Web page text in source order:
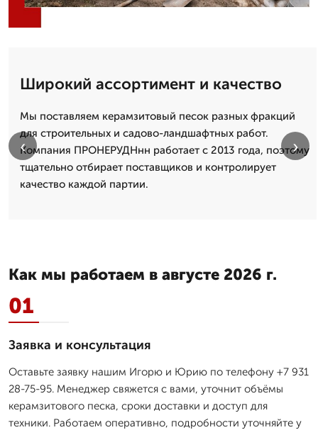
Широкий ассортимент и качество
Мы поставляем керамзитовый песок разных фракций
для строительных и садово-ландшафтных работ.
Компания ПРОНЕРУДНнн работает с 2013 года, поэтому
тщательно отбирает поставщиков и контролирует
качество каждой партии.
‹ ›
Как мы работаем в августе 2026 г.
01
Заявка и консультация
Оставьте заявку нашим Игорю и Юрию по телефону +7 931
28-75-95. Менеджер свяжется с вами, уточнит объёмы
керамзитового песка, сроки доставки и доступ для
техники. Работаем оперативно, подробности уточняйте у